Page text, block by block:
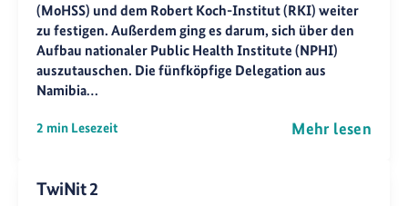
(MoHSS) und dem Robert Koch-Institut (RKI) weiter
zu festigen. Außerdem ging es darum, sich über den
Aufbau nationaler Public Health Institute (NPHI)
auszutauschen. Die fünfköpfige Delegation aus
Namibia…
2 min Lesezeit Mehr lesen
TwiNit 2